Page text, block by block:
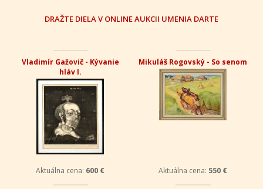
DRAŽTE DIELA V ONLINE AUKCII UMENIA DARTE
Vladimír Gažovič - Kývanie
hláv I.
Aktuálna cena: 600 €
Mikuláš Rogovský - So senom
Aktuálna cena: 550 €